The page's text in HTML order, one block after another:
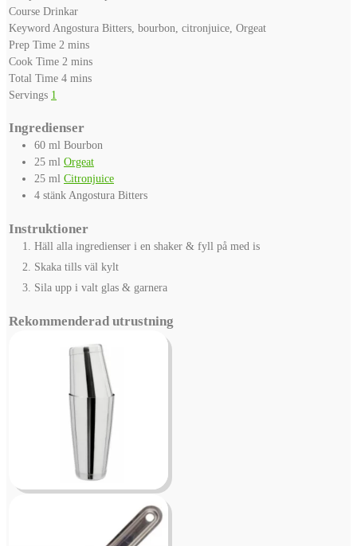
Course Drinkar
Keyword Angostura Bitters, bourbon, citronjuice, Orgeat
Prep Time 2 minutes
mins
Cook Time 2 minutes
mins
Total Time 4minutes
mins
Servings 1
Ingredienser
60 ml Bourbon
25 ml Orgeat
25 ml Citronjuice
4 stänkAngostura Bitters
Instruktioner
Häll alla ingredienser i en shaker & fyll på med is
Skaka tills väl kylt
Sila upp i valt glas & garnera
Rekommenderad utrustning